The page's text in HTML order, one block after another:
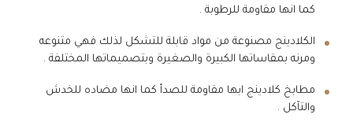
كما انها مقاومة للرطوبة .
الكلادينج مصنوعة من مواد قابلة للتشكل لذلك فهي متنوعه
ومرنه بمقاساتها الكبيرة والصغيرة وبتصميماتها المختلفة .
مطابخ كلادينج ابها مقاومة للصدأ كما انها مضاده للخدش
والتآكل .